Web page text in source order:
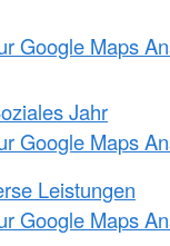
Google Maps
Jahr
Google Maps
Leistungen
Google Maps